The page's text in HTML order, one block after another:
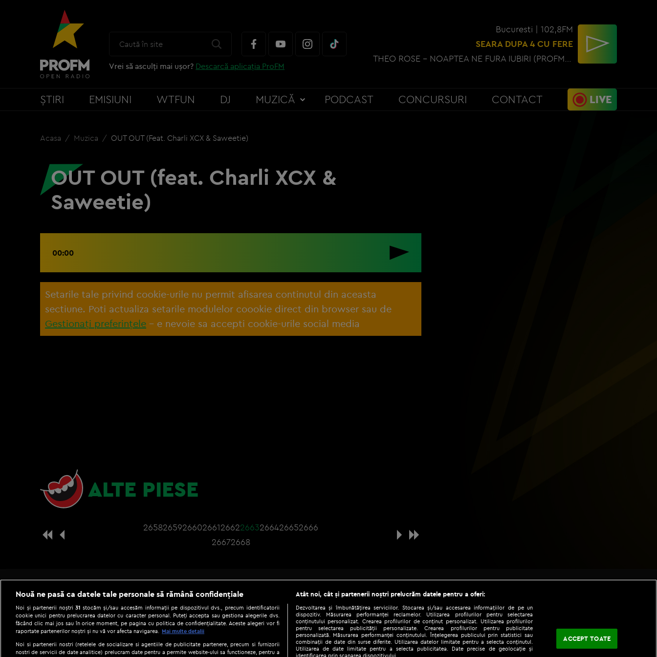
Vrei să asculți mai ușor? Descarcă aplicația ProFM
Bucuresti | 102,8FM
SEARA DUPA 4 CU FERE
THEO ROSE - NOAPTEA NE FURA IUBIRI (PROFM EDIT)
ȘTIRI EMISIUNI WTFUN DJ MUZICĂ PODCAST CONCURSURI CONTACT LIVE
Acasa Muzica OUT OUT (feat. Charli XCX & Saweetie)
OUT OUT (feat. Charli XCX &
Saweetie)
00:00
Setarile tale privind cookie-urile nu permit afisarea continutul din aceasta
sectiune. Poti actualiza setarile modulelor coookie direct din browser sau de
Gestionați preferințele – e nevoie sa accepti cookie-urile social media
ALTE PIESE
265826592660266126622663266426652666
26672668
Be social
Copyright © 2026 / DIGI ROMANIA S.A.
Nouă ne pasă ca datele tale personale să rămână confidențiale
Noi și partenerii noștri31 stocăm și/sau accesăm informații pe dispozitivul dvs., precum identificatorii
cookie unici pentru prelucrarea datelor cu caracter personal. Puteți accepta sau gestiona alegerile dvs.
făcând clic mai jos sau în orice moment, pe pagina cu politica de confidențialitate. Aceste alegeri vor fi
raportate partenerilor noștri și nu vă vor afecta navigarea.
Mai multe detalii
Noi si partenerii nostri (retelele de socializare si agentiile de publicitate partenere, precum si furnizorii
nostri de servicii de date analitice) prelucram date pentru a permite website-ului sa functioneze, pentru a
Atât noi, cât și partenerii noștri prelucrăm datele pentru a oferi:
Dezvoltarea și îmbunătățirea serviciilor. Stocarea și/sau accesarea informațiilor de pe un
dispozitiv. Măsurarea performanței reclamelor. Utilizarea profilurilor pentru selectarea
conținutului personalizat. Crearea profilurilor de conținut personalizat. Utilizarea profilurilor
pentru selectarea publicității personalizate. Crearea profilurilor pentru publicitate
personalizată. Măsurarea performanței conținutului. Înțelegerea publicului prin statistici sau
combinații de date din surse diferite. Utilizarea datelor limitate pentru a selecta conținutul.
Utilizarea de date limitate pentru a selecta publicitatea. Date precise de geolocație și
identificarea prin scanarea dispozitivului.
ACCEPT TOATE